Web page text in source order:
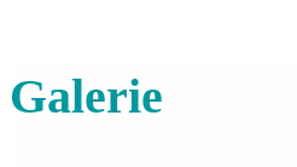
Galerie